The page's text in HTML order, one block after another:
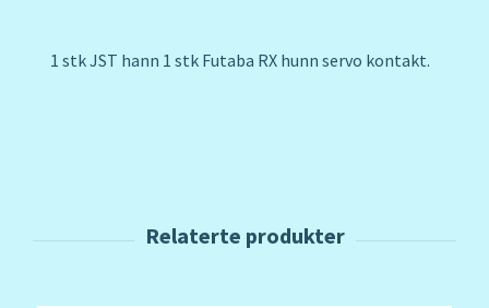
1 stk JST hann 1 stk Futaba RX hunn servo kontakt.